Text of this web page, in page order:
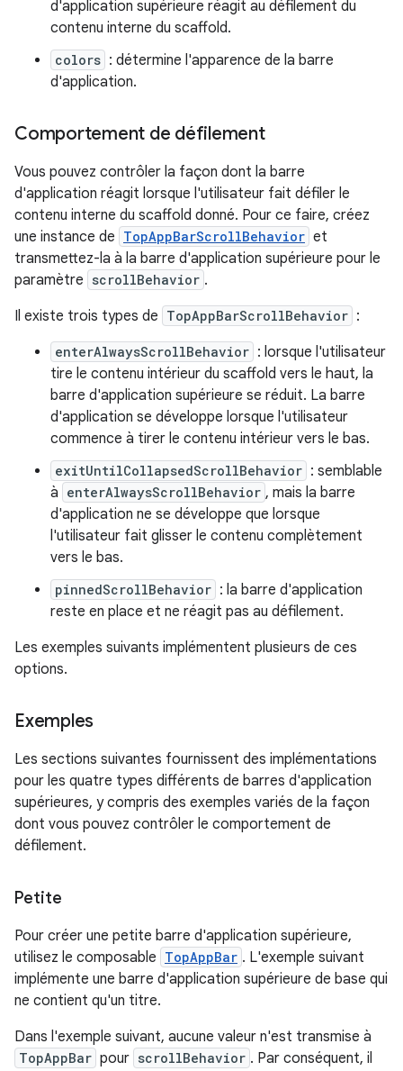
d'application supérieure réagit au défilement du
contenu interne du scaffold.
colors : détermine l'apparence de la barre
d'application.
Comportement de défilement
Vous pouvez contrôler la façon dont la barre
d'application réagit lorsque l'utilisateur fait défiler le
contenu interne du scaffold donné. Pour ce faire, créez
une instance de TopAppBarScrollBehavior et
transmettez-la à la barre d'application supérieure pour le
paramètre scrollBehavior .
Il existe trois types de TopAppBarScrollBehavior :
enterAlwaysScrollBehavior : lorsque l'utilisateur
tire le contenu intérieur du scaffold vers le haut, la
barre d'application supérieure se réduit. La barre
d'application se développe lorsque l'utilisateur
commence à tirer le contenu intérieur vers le bas.
exitUntilCollapsedScrollBehavior : semblable
à enterAlwaysScrollBehavior , mais la barre
d'application ne se développe que lorsque
l'utilisateur fait glisser le contenu complètement
vers le bas.
pinnedScrollBehavior : la barre d'application
reste en place et ne réagit pas au défilement.
Les exemples suivants implémentent plusieurs de ces
options.
Exemples
Les sections suivantes fournissent des implémentations
pour les quatre types différents de barres d'application
supérieures, y compris des exemples variés de la façon
dont vous pouvez contrôler le comportement de
défilement.
Petite
Pour créer une petite barre d'application supérieure,
utilisez le composable TopAppBar . L'exemple suivant
implémente une barre d'application supérieure de base qui
ne contient qu'un titre.
Dans l'exemple suivant, aucune valeur n'est transmise à
TopAppBar pour scrollBehavior . Par conséquent, il